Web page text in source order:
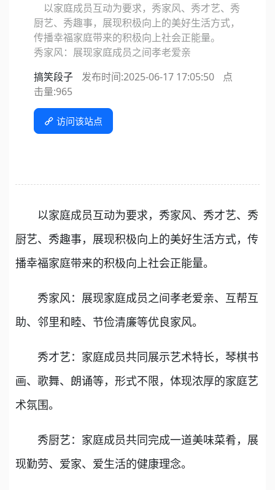
以家庭成员互动为要求，秀家风、秀才艺、秀
厨艺、秀趣事，展现积极向上的美好生活方式，
传播幸福家庭带来的积极向上社会正能量。
秀家风：展现家庭成员之间孝老爱亲
搞笑段子
发布时间:2025-06-17 17:05:50
点
击量:965
访问该站点
以家庭成员互动为要求，秀家风、秀才艺、秀
厨艺、秀趣事，展现积极向上的美好生活方式，传
播幸福家庭带来的积极向上社会正能量。
秀家风：展现家庭成员之间孝老爱亲、互帮互
助、邻里和睦、节俭清廉等优良家风。
秀才艺：家庭成员共同展示艺术特长，琴棋书
画、歌舞、朗诵等，形式不限，体现浓厚的家庭艺
术氛围。
秀厨艺：家庭成员共同完成一道美味菜肴，展
现勤劳、爱家、爱生活的健康理念。